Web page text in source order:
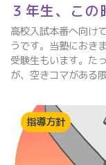
３年生、こ
高校入試本番へ向け
うです。当塾におき
受験生もいます。た
が、空きコマがある
指導方針